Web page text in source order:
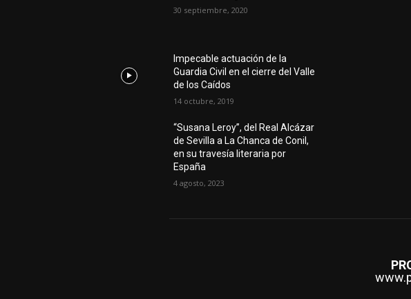
30 septiembre, 2020
Impecable actuación de la
Guardia Civil en el cierre del Valle
de los Caídos
14 octubre, 2019
“Susana Leroy”, del Real Alcázar
de Sevilla a La Chanca de Conil,
en su travesía literaria por
España
4 agosto, 2023